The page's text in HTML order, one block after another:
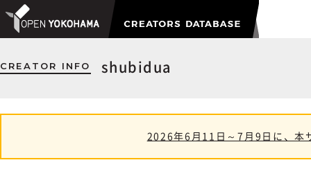
CREATOR INFO shubidua
2026年6月11日～7月9日に、本